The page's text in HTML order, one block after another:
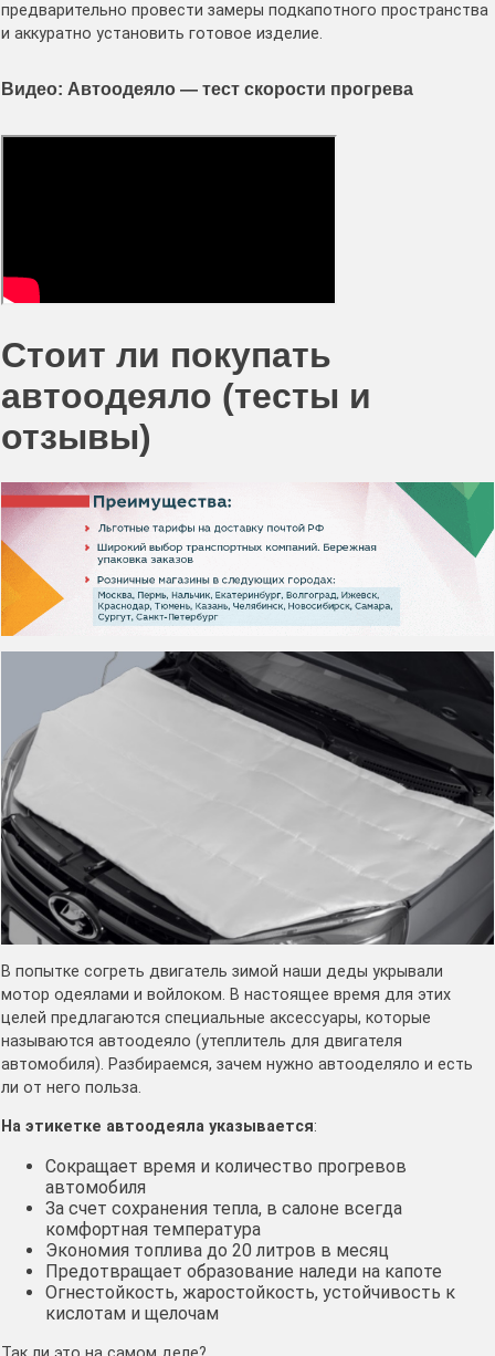
предварительно провести замеры подкапотного пространства
и аккуратно установить готовое изделие.
Видео: Автоодеяло — тест скорости прогрева
Стоит ли покупать
автоодеяло (тесты и
отзывы)
В попытке согреть двигатель зимой наши деды укрывали
мотор одеялами и войлоком. В настоящее время для этих
целей предлагаются специальные аксессуары, которые
называются автоодеяло (утеплитель для двигателя
автомобиля). Разбираемся, зачем нужно автооделяло и есть
ли от него польза.
На этикетке автоодеяла указывается:
Сокращает время и количество прогревов
автомобиля
За счет сохранения тепла, в салоне всегда
комфортная температура
Экономия топлива до 20 литров в месяц
Предотвращает образование наледи на капоте
Огнестойкость, жаростойкость, устойчивость к
кислотам и щелочам